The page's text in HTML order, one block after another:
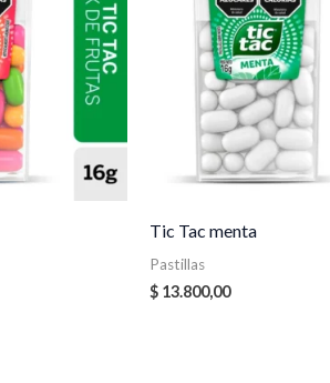
Tic Tac menta
Pastillas
$13.800,00